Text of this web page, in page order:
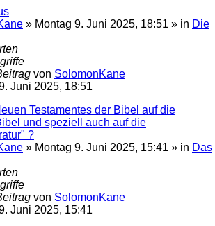
» Montag 9. Juni 2025, 18:51 » in Die
von SolomonKane
Juni 2025, 18:51
Testamentes der Bibel auf die
und speziell auch auf die
?
» Montag 9. Juni 2025, 15:41 » in Das
von SolomonKane
Juni 2025, 15:41